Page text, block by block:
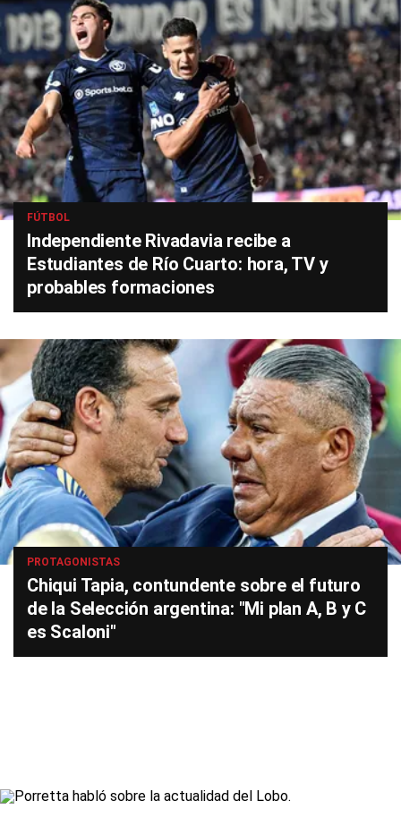
FÚTBOL
Independiente Rivadavia recibe a
Estudiantes de Río Cuarto: hora, TV y
probables formaciones
PROTAGONISTAS
Chiqui Tapia, contundente sobre el futuro
de la Selección argentina: "Mi plan A, B y C
es Scaloni"